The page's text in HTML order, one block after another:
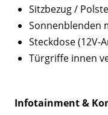
Sitzbezug /
Sonnenblenden
Steckdose (12V-
Türgriffe innen
Infotainment &